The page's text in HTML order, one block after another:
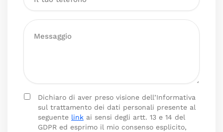
Dichiaro di aver preso visione dell’Informativa
sul trattamento dei dati personali presente al
seguente link ai sensi degli artt. 13 e 14 del
GDPR ed esprimo il mio consenso esplicito,